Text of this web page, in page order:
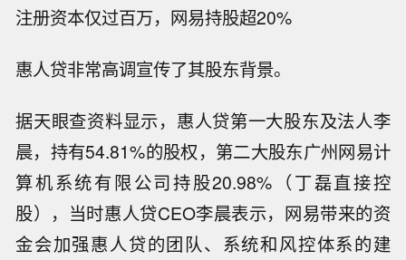
注册资本仅过百万，网易持股超20%
惠人贷非常高调宣传了其股东背景。
据天眼查资料显示，惠人贷第一大股东及法人李
晨，持有54.81%的股权，第二大股东广州网易计
算机系统有限公司持股20.98%（丁磊直接控
股），当时惠人贷CEO李晨表示，网易带来的资
金会加强惠人贷的团队、系统和风控体系的建